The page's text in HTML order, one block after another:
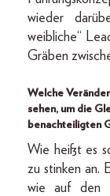
wieder
weibliche“
Gräben
Welche
sehen, um die
benachteiligten
Wie heißt es
zu stinken an.
wie auf den